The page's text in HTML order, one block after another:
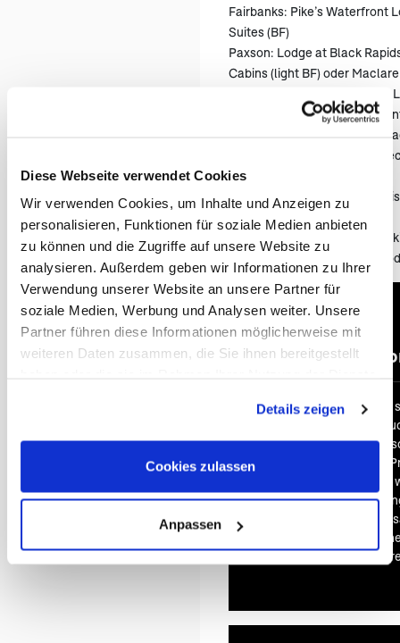
Diese Webseite verwendet Cookies
Wir verwenden Cookies, um Inhalte und Anzeigen zu
personalisieren, Funktionen für soziale Medien anbieten
zu können und die Zugriffe auf unsere Website zu
analysieren. Außerdem geben wir Informationen zu Ihrer
Verwendung unserer Website an unsere Partner für
soziale Medien, Werbung und Analysen weiter. Unsere
Partner führen diese Informationen möglicherweise mit
weiteren Daten zusammen, die Sie ihnen bereitgestellt
Cookies, wenn Sie unsere Webseite weiterhin nutzen.
Details zeigen
Cookies zulassen
Anpassen
Fairbanks: Pike’s Waterfront
Suites (BF)
Paxson: Lodge at Black
Cabins (light BF) oder
McCarthy: Kennicott Glacier
Sheep Mountain: Sheep
oder Tundra Rose Guest
Seward: Windsong Lodge
(View Room)
Ausflug: Kenai Fjords NP
Kenai: Aspen Suites
Homer: Baycrest Lodge (Full
Anchorage: Sheraton Hotel
An &
Bei vielen unserer
bereits im Reisepreis
Economy Class. Auf
selbstverständlich auch
Business oder First
Reisebeispiel kein Flug
wir Ihnen diesen gerne
ihn direkt in Ihr
flexibel und ganz nach